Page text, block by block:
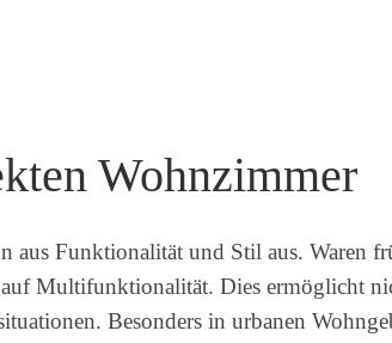
Wohnzimmer
aus Funktionalität und Stil aus. Waren
Multifunktionalität. Dies ermöglicht
Besonders in urbanen